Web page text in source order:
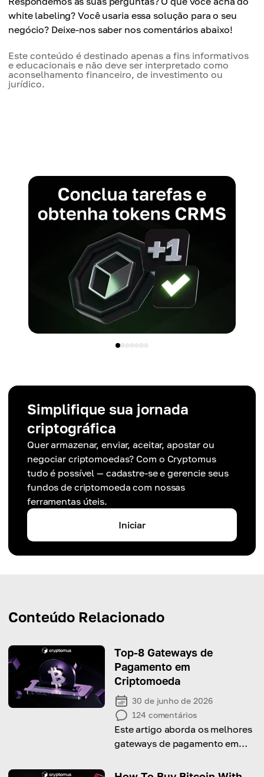
white labeling? Você usaria essa solução para o seu
negócio? Deixe-nos saber nos comentários abaixo!
Este conteúdo é destinado apenas a fins informativos
e educacionais e não deve ser interpretado como
aconselhamento financeiro, de investimento ou
jurídico.
Simplifique sua jornada
criptográfica
Quer armazenar, enviar, aceitar, apostar ou
negociar criptomoedas? Com o Cryptomus
tudo é possível — cadastre-se e gerencie seus
fundos de criptomoeda com nossas
ferramentas úteis.
Iniciar
Conteúdo Relacionado
Top-8 Gateways de
Pagamento em
Criptomoeda
30 de junho de 2026
124 comentários
Este artigo aborda os melhores
gateways de pagamento em
características para ajudar você